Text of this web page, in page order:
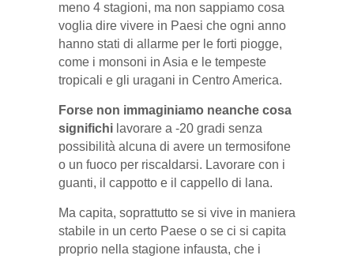
meno 4 stagioni, ma non sappiamo cosa
voglia dire vivere in Paesi che ogni anno
hanno stati di allarme per le forti piogge,
come i monsoni in Asia e le tempeste
tropicali e gli uragani in Centro America.
Forse non immaginiamo neanche cosa
significhi lavorare a -20 gradi senza
possibilità alcuna di avere un termosifone
o un fuoco per riscaldarsi. Lavorare con i
guanti, il cappotto e il cappello di lana.
Ma capita, soprattutto se si vive in maniera
stabile in un certo Paese o se ci si capita
proprio nella stagione infausta, che i